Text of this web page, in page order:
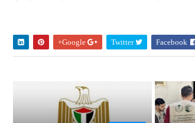
Facebook
Twitter
Google+